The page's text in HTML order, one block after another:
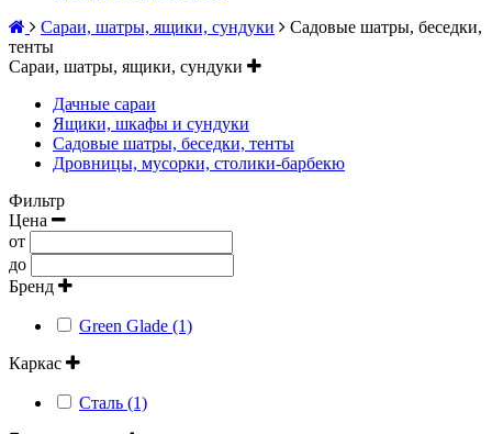
Сараи, шатры, ящики, сундуки
Садовые шатры, беседки,
тенты
Сараи, шатры, ящики, сундуки
Дачные сараи
Ящики, шкафы и сундуки
Садовые шатры, беседки, тенты
Дровницы, мусорки, столики-барбекю
Фильтр
Цена
от
до
Бренд
Green Glade (1)
Каркас
Сталь (1)